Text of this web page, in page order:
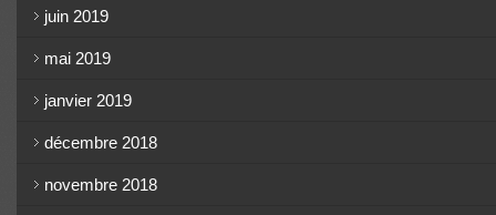
juin 2019
mai 2019
janvier 2019
décembre 2018
novembre 2018